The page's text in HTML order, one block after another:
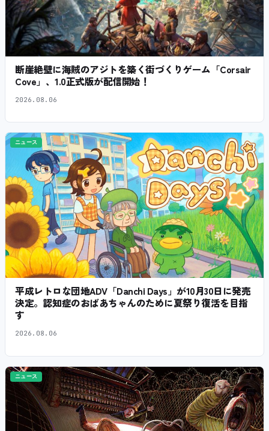
断崖絶壁に海賊のアジトを築く街づくりゲーム「Corsair
Cove」、1.0正式版が配信開始！
2026.08.06
ニュース
平成レトロな団地ADV「Danchi Days」が10月30日に発売
決定。認知症のおばあちゃんのために夏祭り復活を目指
す
2026.08.06
ニュース